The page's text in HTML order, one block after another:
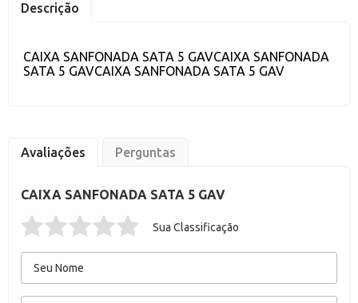
Descrição
CAIXA SANFONADA SATA 5 GAVCAIXA SANFONADA
SATA 5 GAVCAIXA SANFONADA SATA 5 GAV
Avaliações Perguntas
CAIXA SANFONADA SATA 5 GAV
Sua Classificação